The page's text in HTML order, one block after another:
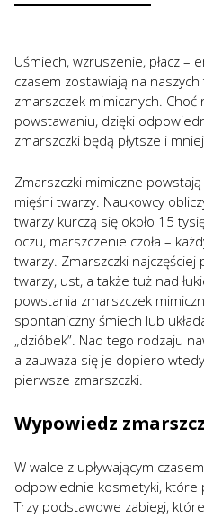
Uśmiech, wzruszenie, płacz –
czasem zostawiają na
zmarszczek mimicznych.
powstawaniu, dzięki
zmarszczki będą płytsze i
Zmarszczki mimiczne
mięśni twarzy. Naukowcy
twarzy kurczą się około 15
oczu, marszczenie czoła –
twarzy. Zmarszczki najczęściej
twarzy, ust, a także tuż nad
powstania zmarszczek
spontaniczny śmiech lub
„dzióbek”. Nad tego rodzaju
a zauważa się je dopiero
pierwsze zmarszczki.
Wypowiedz
W walce z upływającym
odpowiednie kosmetyki, które
Trzy podstawowe zabiegi,